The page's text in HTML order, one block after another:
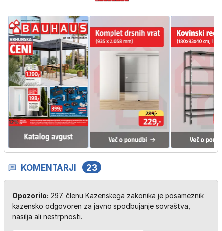
KOMENTARJI 23
Opozorilo: 297. členu Kazenskega zakonika je posameznik
kazensko odgovoren za javno spodbujanje sovraštva,
nasilja ali nestrpnosti.